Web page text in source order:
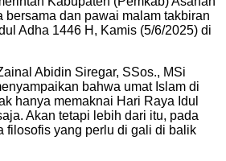
bersama dan pawai malam takbiran
Adha 1446 H, Kamis (5/6/2025) di
Abidin Siregar, SSos., MSi
bahwa umat Islam di
hanya memaknai Hari Raya Idul
Akan tetapi lebih dari itu, pada
filosofis yang perlu di gali di balik